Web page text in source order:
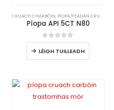
CRUACH CHARBÓIN, PÍOPA/FEADÁN CRUACH CHARBÓIN
Píopa API 5CT N80
0As 5
LÉIGH TUILLEADH